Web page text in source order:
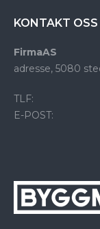
KONTAKT OSS
FirmaAS
adresse, 5080
TLF:
E-POST: